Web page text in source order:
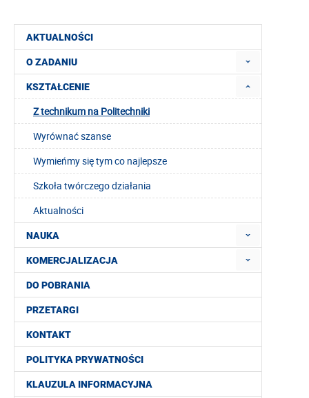
AKTUALNOŚCI
O ZADANIU
KSZTAŁCENIE
Z technikum na Politechniki
Wyrównać szanse
Wymieńmy się tym co najlepsze
Szkoła twórczego działania
Aktualności
NAUKA
KOMERCJALIZACJA
DO POBRANIA
PRZETARGI
KONTAKT
POLITYKA PRYWATNOŚCI
KLAUZULA INFORMACYJNA